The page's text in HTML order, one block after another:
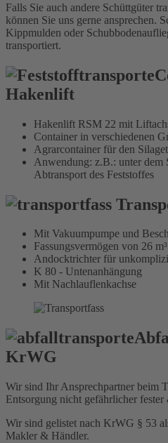
Falls Sie auch andere Schüttgüter
können Sie uns gerne ansprechen.
Kippmulden oder
transportiert.
Hakenlift
Hakenlift RSM 22 mit
Container in verschiedenen
Agrarcontainer für den
Anwendung: z.B.: unter dem
Abtransport des Feststoffes
Mit Vakuumpumpe und
Fassungsvermögen von 26 m³
Andocktrichter für
K 80 - Untenanhängung
Mit Nachlauflenkachse
KrWG
Wir sind Ihr Ansprechpartner beim
Entsorgung nicht gefährlicher
Wir sind gelistet nach KrWG § 53
Makler & Händler.